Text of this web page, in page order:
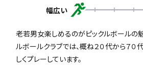
幅広い
老若男女楽しめるのがピックルボールの
ルボールクラブでは、概ね２０代から７
しくプレーしています。